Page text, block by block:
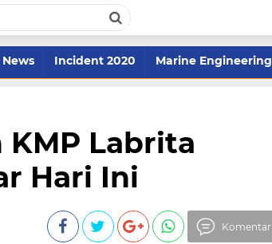
News Incident 2020 Marine Engineering
Labrita
Hari Ini
Komentar